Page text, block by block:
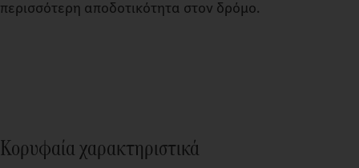
περισσότερη αποδοτικότητα στον δρόμο.
Κορυφαία χαρακτηριστικά